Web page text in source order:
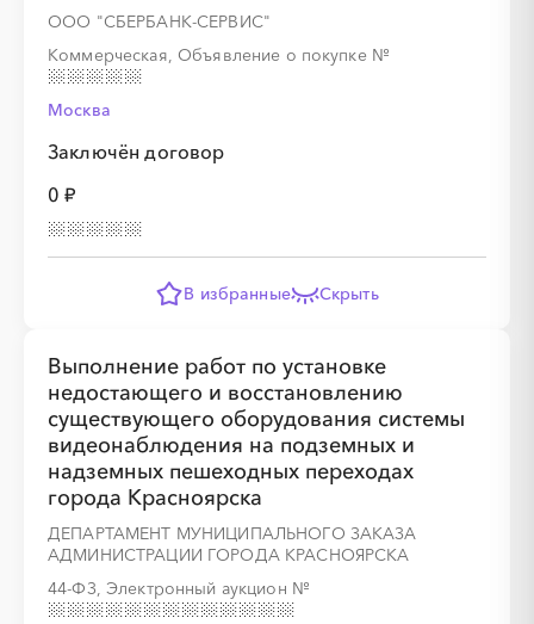
ООО "СБЕРБАНК-СЕРВИС"
Коммерческая, Объявление о покупке №
Москва
Заключён договор
0 ₽
В избранные Скрыть
Выполнение работ по установке
недостающего и восстановлению
существующего оборудования системы
видеонаблюдения на подземных и
надземных пешеходных переходах
города Красноярска
ДЕПАРТАМЕНТ МУНИЦИПАЛЬНОГО ЗАКАЗА
АДМИНИСТРАЦИИ ГОРОДА КРАСНОЯРСКА
44-ФЗ, Электронный аукцион №